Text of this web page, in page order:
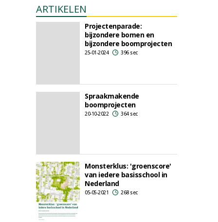
ARTIKELEN
Projectenparade:
bijzondere bomen en
bijzondere boomprojecten
25-01-2024 396 sec
Spraakmakende
boomprojecten
20-10-2022 364 sec
Monsterklus: 'groenscore'
van iedere basisschool in
Nederland
05-05-2021 268 sec